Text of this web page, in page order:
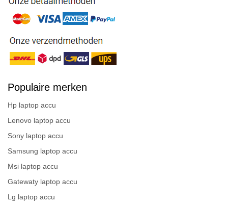
Populaire merken
Hp laptop accu
Lenovo laptop accu
Sony laptop accu
Samsung laptop accu
Msi laptop accu
Gatewaty laptop accu
Lg laptop accu